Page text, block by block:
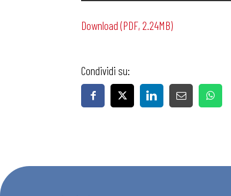
Download (PDF, 2.24MB)
Condividi su: